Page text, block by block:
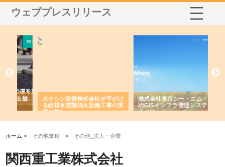
ウェブプレスリリース
ホクシン設備株式会社が手がけ
る給排水空調消火設備工事の実
績と強み
株式会社東京シー・エム・シー
のGISインフラ管理システム導
入メリット
ホーム > その他業種 > その他_法人・企業
関西重工業株式会社